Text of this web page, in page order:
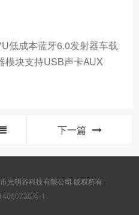
低成本蓝牙6.0发射器车载
模块支持USB声卡AUX
下一篇
光明谷科技有限公司 版权所有
号-1